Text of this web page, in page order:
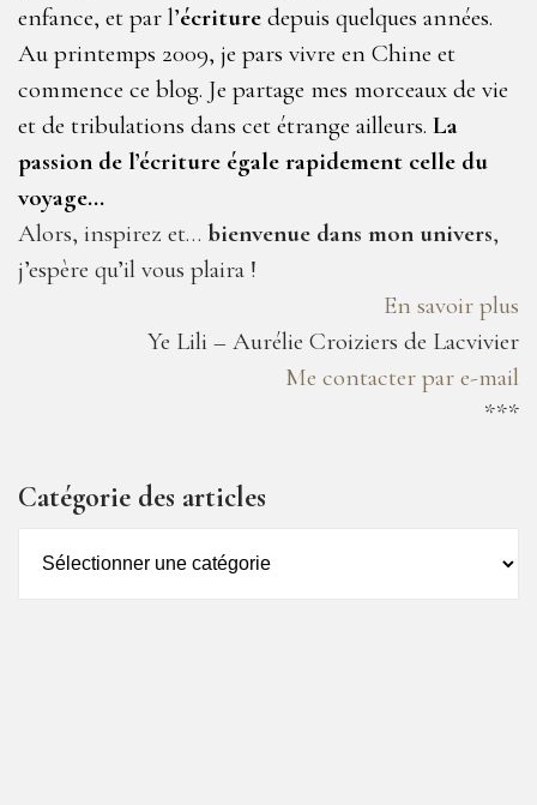
enfance, et par l’écriture depuis quelques années.
Au printemps 2009, je pars vivre en Chine et
commence ce blog. Je partage mes morceaux de vie
et de tribulations dans cet étrange ailleurs. La
passion de l’écriture égale rapidement celle du
voyage…
Alors, inspirez et… bienvenue dans mon univers,
j’espère qu’il vous plaira !
En savoir plus
Ye Lili – Aurélie Croiziers de Lacvivier
Me contacter par e-mail
***
Catégorie des articles
des